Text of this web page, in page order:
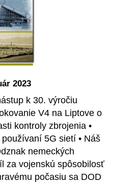
2023
k 30. výročiu
V4 na Liptove o
kontroly zbrojenia •
5G sietí • Náš
nemeckých
za vojenskú spôsobilosť
počasiu sa DOD